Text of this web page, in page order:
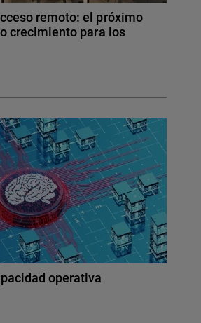
remoto: el próximo
crecimiento para los
operativa